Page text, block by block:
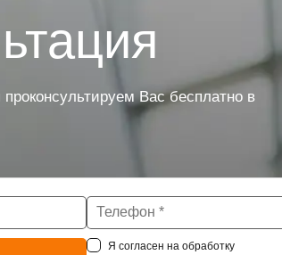
Вас бесплатно в
Я согласен на обработку